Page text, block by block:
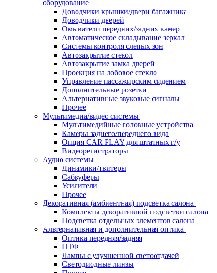
оборудование
Доводчики крышки/двери багажника
Доводчики дверей
Омыватели передних/задних камер
Автоматическое складывание зеркал
Системы контроля слепых зон
Автозакрытие стекол
Автозакрытие замка дверей
Проекция на лобовое стекло
Управление пассажирским сидением
Дополнительные розетки
Альтернативные звуковые сигналы
Прочее
Мультимедиа/видео системы
Мультимедийные головные устройства
Камеры заднего/переднего вида
Опция CAR PLAY для штатных г/у
Видеорегистраторы
Аудио системы
Динамики/твитеры
Сабвуферы
Усилители
Прочее
Декоративная (амбиентная) подсветка салона
Комплекты декоративной подсветки салона
Подсветка отдельных элементов салона
Альтернативная и дополнительная оптика
Оптика передняя/задняя
ПТФ
Лампы с улучшенной светоотдачей
Светодиодные линзы